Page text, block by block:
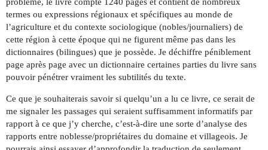
problème, le livre compte 1240 pages et contient de nombreux
termes ou expressions régionaux et spécifiques au monde de
l’agriculture et du contexte sociologique (nobles/journaliers) de
cette région à cette époque qui ne figurent même pas dans les
dictionnaires (bilingues) que je possède. Je déchiffre péniblement
page après page avec un dictionnaire certaines parties du livre sans
pouvoir pénétrer vraiment les subtilités du texte.
Ce que je souhaiterais savoir si quelqu’un a lu ce livre, ce serait de
me signaler les passages qui seraient suffisamment informatifs par
rapport à ce que j’y cherche, c’est-à-dire une sorte d’analyse des
rapports entre noblesse/propriétaires du domaine et villageois. Je